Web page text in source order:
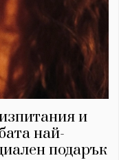
и
най-
подарък